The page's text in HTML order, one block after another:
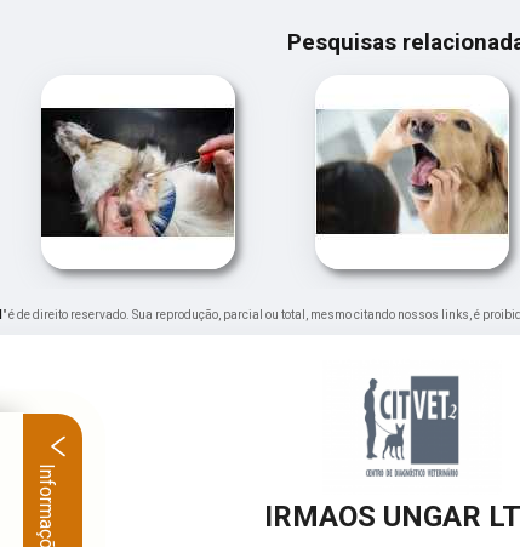
Pesquisas
" é de direito reservado. Sua reprodução, parcial ou total, mesmo citando nossos links, é
IRMAOS UNGAR
Informações